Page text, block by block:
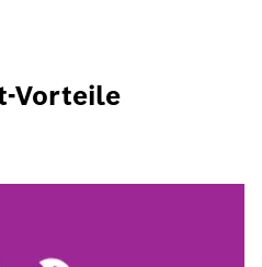
Vorteile